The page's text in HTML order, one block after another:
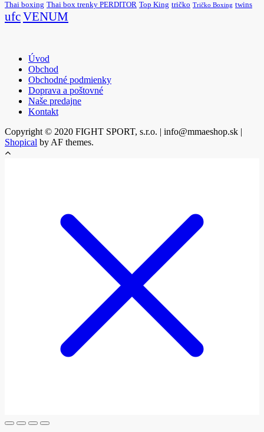
Thai boxing Thai box trenky PERDITOR Top King tričko Tričko Boxing twins
ufcVENUM
Úvod
Obchod
Obchodné podmienky
Doprava a poštovné
Naše predajne
Kontakt
Copyright © 2020 FIGHT SPORT, s.r.o. | info@mmaeshop.sk |
Shopical by AF themes.